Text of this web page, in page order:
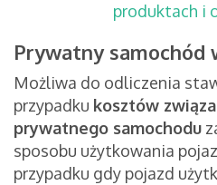
produktach i
Prywatny samochód
Możliwa do odliczenia
przypadku kosztów
prywatnego samochodu
sposobu użytkowania
przypadku gdy pojazd